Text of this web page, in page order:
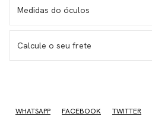
Medidas do óculos
Calcule o seu frete
WHATSAPP
FACEBOOK TWITTER